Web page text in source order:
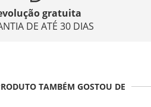
gratuita
DE ATÉ 30 DIAS
TAMBÉM GOSTOU DE